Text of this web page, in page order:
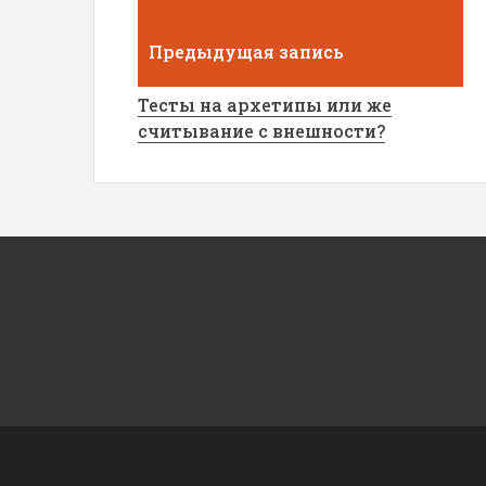
Предыдущая запись
Тесты на архетипы или же
считывание с внешности?